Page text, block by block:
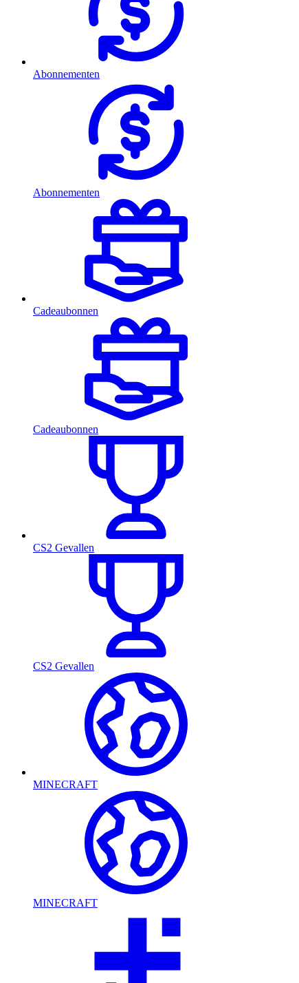
Abonnementen
Abonnementen
Cadeaubonnen
Cadeaubonnen
CS2 Gevallen
CS2 Gevallen
MINECRAFT
MINECRAFT